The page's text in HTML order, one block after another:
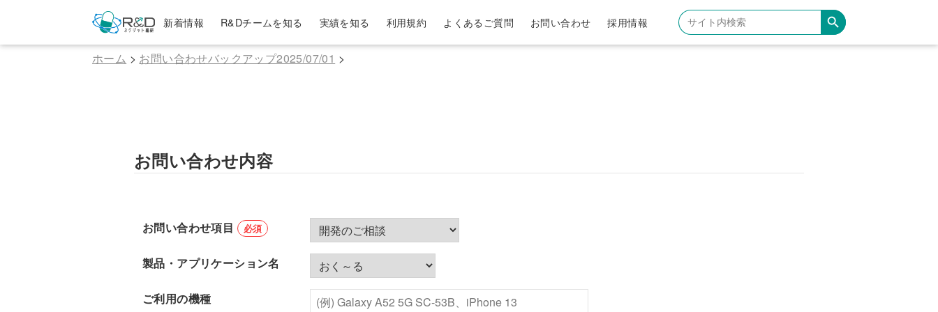
新着情報 R&Dチームを知る 実績を知る 利用規約 よくあるご質問 お問い合わせ 採用情報 Search
for:
Search Button
ホーム > お問い合わせバックアップ2025/07/01 >
お問い合わせ内容
お問い合わせ項目 必須
製品・アプリケーション名
ご利用の機種